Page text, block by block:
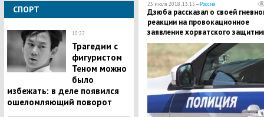
СПОРТ
10:22
Трагедии с
фигуристом
Теном можно
было
избежать: в деле появился
ошеломляющий поворот
23 июля 2018, 13:15 —Россия
Дзюба рассказал о своей
реакции на провокационное
заявление хорватского
Виды - подробности